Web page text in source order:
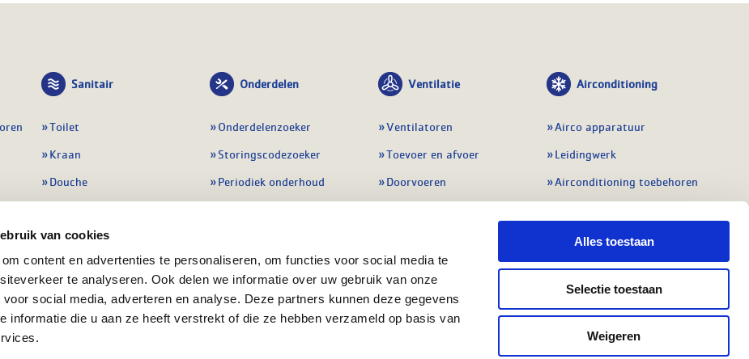
van cookies
content en advertenties te personaliseren, om functies voor social media te
te analyseren. Ook delen we informatie over uw gebruik van onze
social media, adverteren en analyse. Deze partners kunnen deze gegevens
informatie die u aan ze heeft verstrekt of die ze hebben verzameld op basis van
Alles toestaan
Selectie toestaan
Weigeren
Sanitair
Toilet
Kraan
Douche
Badmeubel
Afvoeren
Alle sanitair
Onderdelen
Onderdelenzoeker
Storingscodezoeker
Periodiek onderhoud
Preventie & detectie
Alle onderdelen
Ventilatie
Ventilatoren
Toevoer en afvoer
Doorvoeren
Regelingen
Airconditioning
Airco apparatuur
Leidingwerk
Airconditioning toebehoren
Regelapparatuur
Alle koeling